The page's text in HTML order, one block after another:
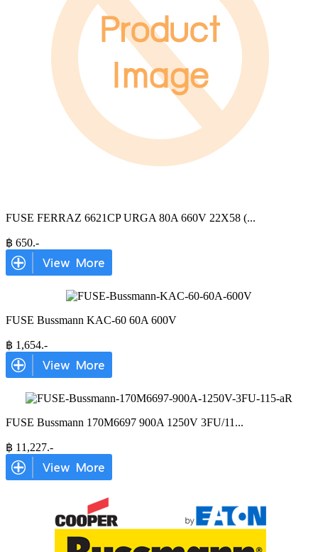
FUSE FERRAZ 6621CP URGA 80A 660V 22X58 (...
฿ 650.-
FUSE Bussmann KAC-60 60A 600V
฿ 1,654.-
FUSE Bussmann 170M6697 900A 1250V 3FU/11 ...
฿ 11,227.-